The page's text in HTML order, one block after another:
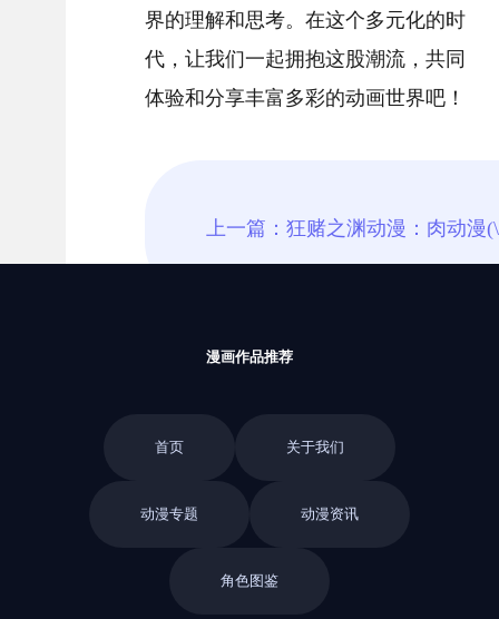
界的理解和思考。在这个多元化的时
代，让我们一起拥抱这股潮流，共同
体验和分享丰富多彩的动画世界吧！
返回栏目
漫画作品推荐
首页 关于我们
动漫专题 动漫资讯
角色图鉴